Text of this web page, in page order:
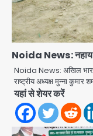
Noida News: नहाय-
Noida News: अखिल भारत
राष्ट्रीय अध्यक्ष मुन्ना कुमार
यहां से शेयर करें